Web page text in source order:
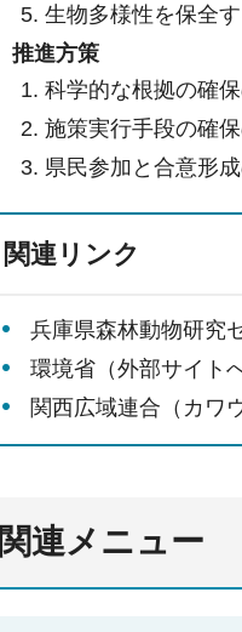
生物多様性を保全
推進方策
科学的な根拠の確
施策実行手段の確
県民参加と合意形
関連リンク
兵庫県森林動物研究
環境省（外部サイト
関西広域連合（カワ
関連メニュー